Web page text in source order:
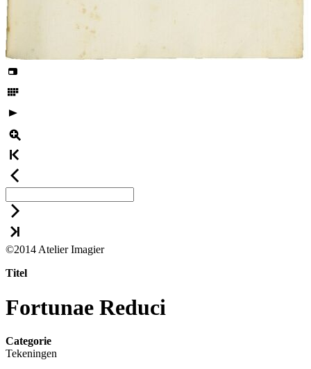
©2014 Atelier Imagier
Titel
Fortunae Reduci
Categorie
Tekeningen